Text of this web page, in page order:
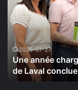
Sérénité
tiendra
20
septembre
sa
cinquième
2026-07-24
La Maison de la
cinquième